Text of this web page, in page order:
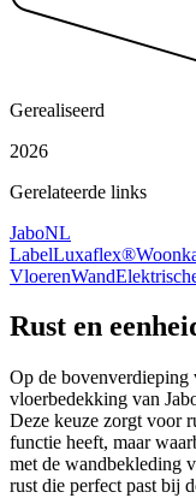
Gerealiseerd
2026
Gerelateerde links
JaboNL
LabelLuxaflex®
VloerenWand
Rust en
Op de
vloerbedekking van
Deze keuze zorgt voor
functie heeft, maar
met de wandbekleding
rust die perfect past bij